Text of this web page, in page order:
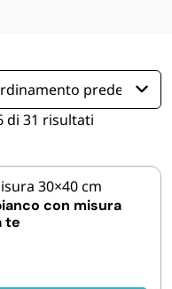
ALIMENTARI
di 31 risultati
con misura
te